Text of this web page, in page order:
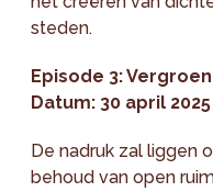
steden.
Episode 3:
Datum: 30 april 2025
De nadruk zal liggen
behoud van open